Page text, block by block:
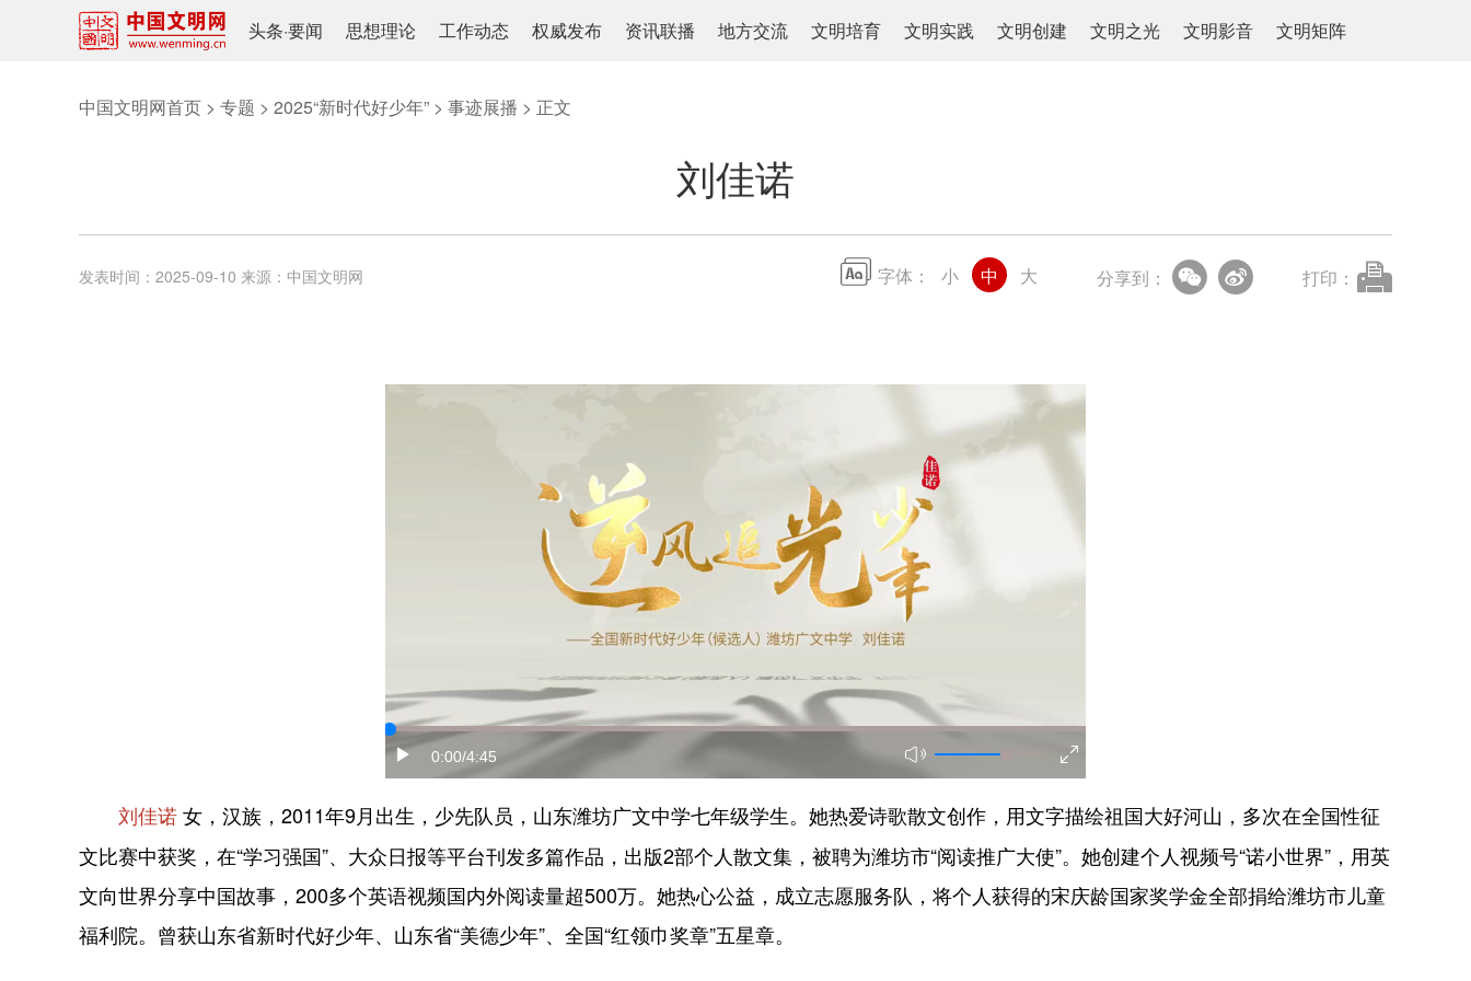
头条·要闻 思想理论 工作动态 权威发布 资讯联播 地方交流 文明培育 文明实践 文明创建 文明之光 文明影音 文明矩阵
中国文明网首页 > 专题 > 2025“新时代好少年” > 事迹展播 > 正文
刘佳诺
发表时间： 2025-09-10 来源： 中国文明网 字体： 小 中 大 分享到： 打印：
0:00/4:45
刘佳诺女，汉族，2011年9月出生，少先队员，山东潍坊广文中学七年级学生。她热爱诗歌散文创作，用文字描绘祖国大好河山，多次在全国性征
文比赛中获奖，在“学习强国”、大众日报等平台刊发多篇作品，出版2部个人散文集，被聘为潍坊市“阅读推广大使”。她创建个人视频号“诺小世界”，用英
文向世界分享中国故事，200多个英语视频国内外阅读量超500万。她热心公益，成立志愿服务队，将个人获得的宋庆龄国家奖学金全部捐给潍坊市儿童
福利院。曾获山东省新时代好少年、山东省“美德少年”、全国“红领巾奖章”五星章。